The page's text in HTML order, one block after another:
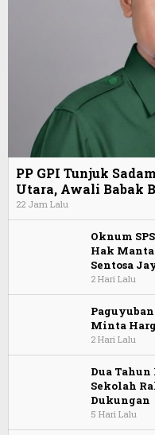
PP GPI Tunjuk
Utara, Awali Babak
22 Jam Lalu
Oknum
Hak
Sentosa
2 Hari Lalu
Minta
2 Hari Lalu
Dua Tahun
Sekolah
Dukungan
5 Hari Lalu